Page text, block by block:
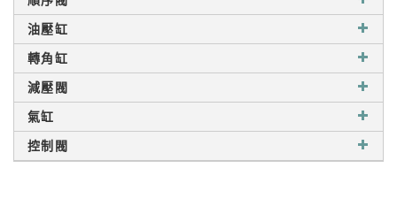
油壓缸
轉角缸
減壓閥
氣缸
控制閥